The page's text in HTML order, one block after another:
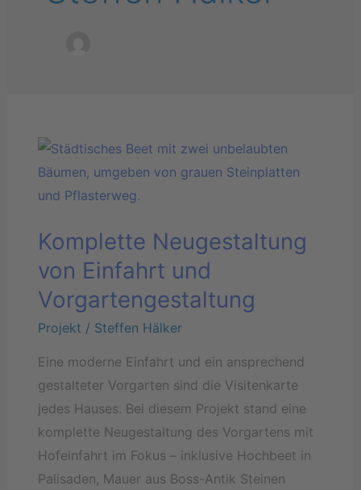
Komplette Neugestaltung
von Einfahrt und
Vorgartengestaltung
Projekt / Steffen Hälker
Eine moderne Einfahrt und ein ansprechend
gestalteter Vorgarten sind die Visitenkarte
jedes Hauses. Bei diesem Projekt stand eine
komplette Neugestaltung des Vorgartens mit
Hofeinfahrt im Fokus – inklusive Hochbeet in
Palisaden, Mauer aus Boss-Antik Steinen
Komplette
Neugestaltung
von
und
Vorgartengestaltung